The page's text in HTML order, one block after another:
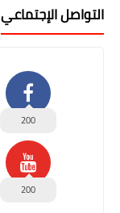
التواصل الإجتماعي
200
200